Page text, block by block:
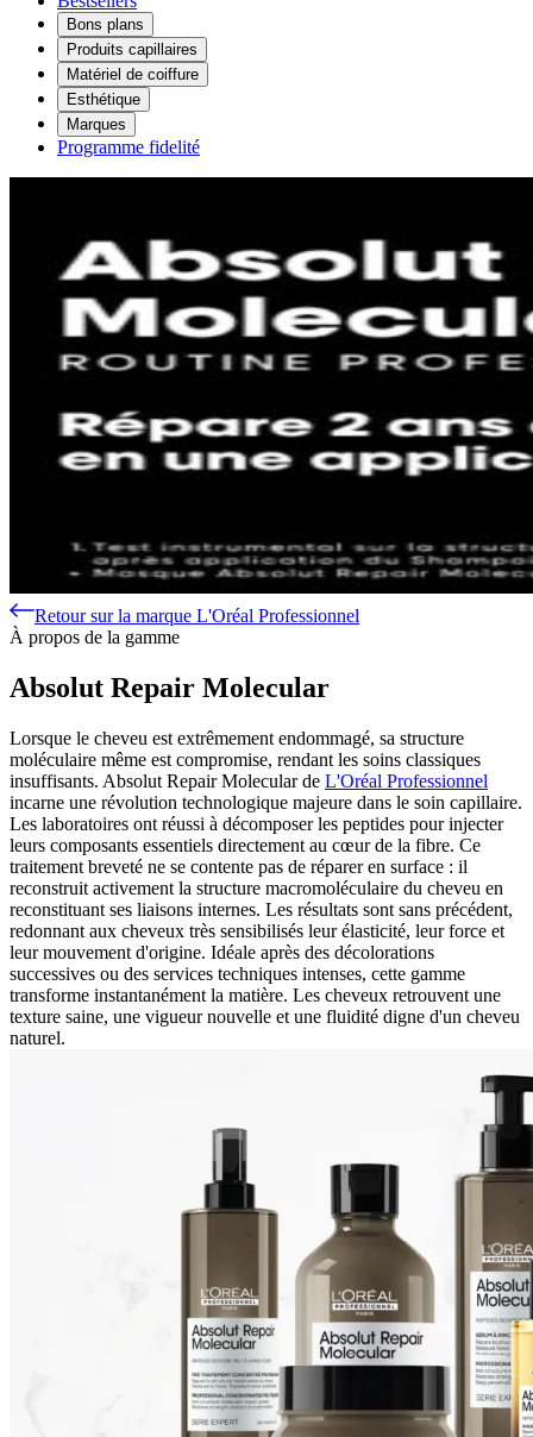
Bons plans
Produits capillaires
Matériel de coiffure
Esthétique
Marques
Programme fidelité
Retour sur la marque L'Oréal Professionnel
À propos de la gamme
Absolut Repair Molecular
Lorsque le cheveu est extrêmement endommagé, sa structure
moléculaire même est compromise, rendant les soins classiques
insuffisants. Absolut Repair Molecular de L'Oréal Professionnel
incarne une révolution technologique majeure dans le soin capillaire.
Les laboratoires ont réussi à décomposer les peptides pour injecter
leurs composants essentiels directement au cœur de la fibre. Ce
traitement breveté ne se contente pas de réparer en surface : il
reconstruit activement la structure macromoléculaire du cheveu en
reconstituant ses liaisons internes. Les résultats sont sans précédent,
redonnant aux cheveux très sensibilisés leur élasticité, leur force et
leur mouvement d'origine. Idéale après des décolorations
successives ou des services techniques intenses, cette gamme
transforme instantanément la matière. Les cheveux retrouvent une
texture saine, une vigueur nouvelle et une fluidité digne d'un cheveu
naturel.